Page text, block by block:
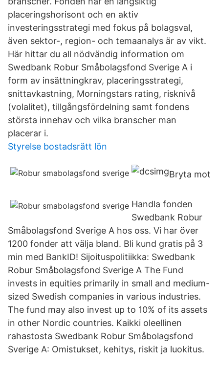
placeringshorisont och en aktiv
investeringsstrategi med fokus på bolagsval,
även sektor-, region- och temaanalys är av vikt.
Här hittar du all nödvändig information om
Swedbank Robur Småbolagsfond Sverige A i
form av insättningkrav, placeringsstrategi,
snittavkastning, Morningstars rating, risknivå
(volalitet), tillgångsfördelning samt fondens
största innehav och vilka branscher man
placerar i.
Styrelse bostadsrätt lön
Bryta mot
Handla fonden
Swedbank Robur
Småbolagsfond Sverige A hos oss. Vi har över
1200 fonder att välja bland. Bli kund gratis på 3
min med BankID! Sijoituspolitiikka: Swedbank
Robur Småbolagsfond Sverige A The Fund
invests in equities primarily in small and medium-
sized Swedish companies in various industries.
The fund may also invest up to 10% of its assets
in other Nordic countries. Kaikki oleellinen
rahastosta Swedbank Robur Småbolagsfond
Sverige A: Omistukset, kehitys, riskit ja luokitus.